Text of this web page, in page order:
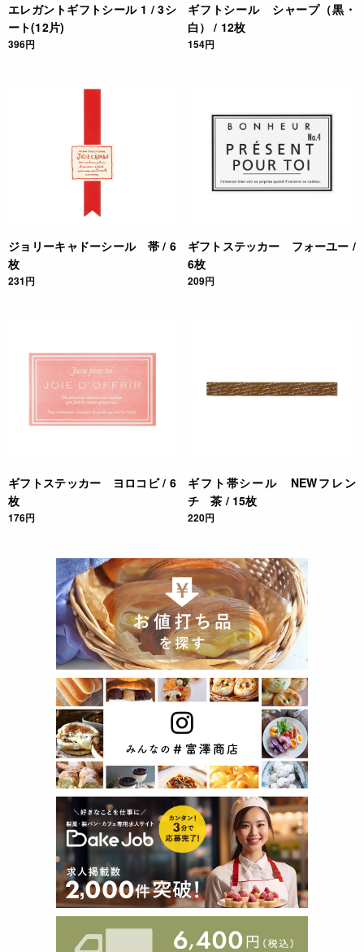
エレガントギフトシール 1 / 3シ
ート(12片)
396円
ギフトシール シャープ（黒・
白） / 12枚
154円
ジョリーキャドーシール 帯 / 6
枚
231円
ギフトステッカー フォーユー /
6枚
209円
ギフトステッカー ヨロコビ / 6
枚
176円
ギフト帯シール NEWフレン
チ 茶 / 15枚
220円